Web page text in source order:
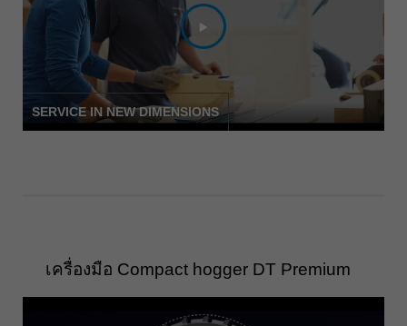
Singapore
Slovenija
slovenski
Suomi
USA
SERVICE IN NEW DIMENSIONS
เครื่องมือ Compact hogger DT Premium